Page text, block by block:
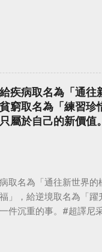
疾病取名為「通
窮取名為「練習
屬於自己的新價
取名為「通往新世界
」，給逆境取名為「
件沉重的事。#超譯尼